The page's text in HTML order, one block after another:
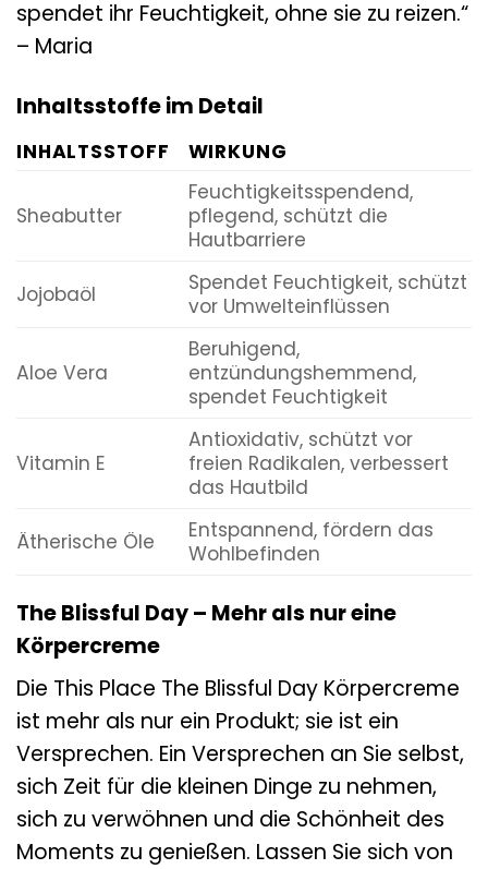
spendet ihr Feuchtigkeit, ohne sie zu reizen.“
– Maria
Inhaltsstoffe im Detail
INHALTSSTOFF WIRKUNG
Sheabutter
Feuchtigkeitsspendend,
pflegend, schützt die
Hautbarriere
Jojobaöl
Spendet Feuchtigkeit, schützt
vor Umwelteinflüssen
Aloe Vera
Beruhigend,
entzündungshemmend,
spendet Feuchtigkeit
Vitamin E
Antioxidativ, schützt vor
freien Radikalen, verbessert
das Hautbild
Ätherische Öle
Entspannend, fördern das
Wohlbefinden
The Blissful Day – Mehr als nur eine
Körpercreme
Die This Place The Blissful Day Körpercreme
ist mehr als nur ein Produkt; sie ist ein
Versprechen. Ein Versprechen an Sie selbst,
sich Zeit für die kleinen Dinge zu nehmen,
sich zu verwöhnen und die Schönheit des
Moments zu genießen. Lassen Sie sich von